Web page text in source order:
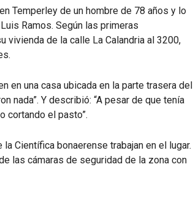
Temperley de un hombre de 78 años y lo
Ramos. Según las primeras
vivienda de la calle La Calandria al 3200,
en una casa ubicada en la parte trasera del
nada”. Y describió: “A pesar de que tenía
cortando el pasto”.
Científica bonaerense trabajan en el lugar.
las cámaras de seguridad de la zona con